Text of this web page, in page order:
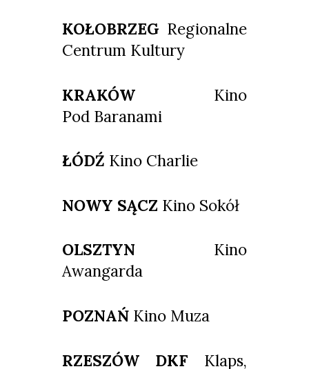
KOŁOBRZEG Regionalne
Centrum Kultury
KRAKÓW Kino
Pod Baranami
ŁÓDŹ Kino Charlie
NOWY SĄCZ Kino Sokół
OLSZTYN Kino
Awangarda
POZNAŃKino Muza
RZESZÓW DKF Klaps,